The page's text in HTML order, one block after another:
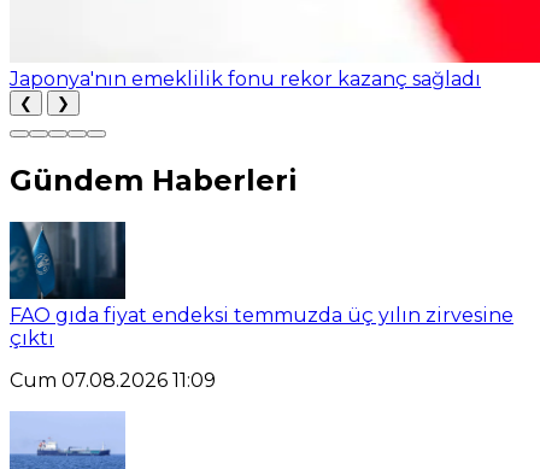
Japonya'nın emeklilik fonu rekor kazanç sağladı
❮ ❯
Gündem Haberleri
FAO gıda fiyat endeksi temmuzda üç yılın zirvesine
çıktı
Cum 07.08.2026 11:09